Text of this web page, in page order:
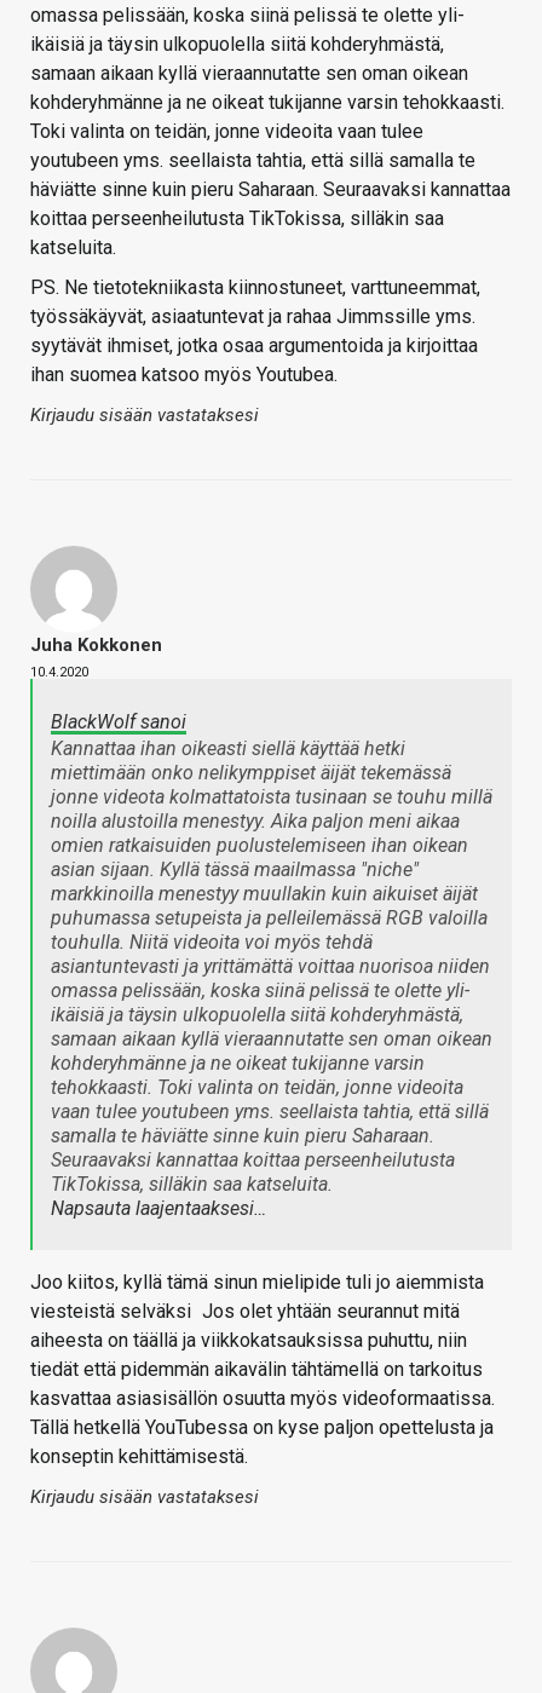
omassa pelissään, koska siinä pelissä te olette yli-
ikäisiä ja täysin ulkopuolella siitä kohderyhmästä,
samaan aikaan kyllä vieraannutatte sen oman oikean
kohderyhmänne ja ne oikeat tukijanne varsin tehokkaasti.
Toki valinta on teidän, jonne videoita vaan tulee
youtubeen yms. seellaista tahtia, että sillä samalla te
häviätte sinne kuin pieru Saharaan. Seuraavaksi kannattaa
koittaa perseenheilutusta TikTokissa, silläkin saa
katseluita.
PS. Ne tietotekniikasta kiinnostuneet, varttuneemmat,
työssäkäyvät, asiaatuntevat ja rahaa Jimmssille yms.
syytävät ihmiset, jotka osaa argumentoida ja kirjoittaa
ihan suomea katsoo myös Youtubea.
Kirjaudu sisään vastataksesi
Juha Kokkonen
10.4.2020
BlackWolf sanoi
Kannattaa ihan oikeasti siellä käyttää hetki
miettimään onko nelikymppiset äijät tekemässä
jonne videota kolmattatoista tusinaan se touhu millä
noilla alustoilla menestyy. Aika paljon meni aikaa
omien ratkaisuiden puolustelemiseen ihan oikean
asian sijaan. Kyllä tässä maailmassa "niche"
markkinoilla menestyy muullakin kuin aikuiset äijät
puhumassa setupeista ja pelleilemässä RGB valoilla
touhulla. Niitä videoita voi myös tehdä
asiantuntevasti ja yrittämättä voittaa nuorisoa niiden
omassa pelissään, koska siinä pelissä te olette yli-
ikäisiä ja täysin ulkopuolella siitä kohderyhmästä,
samaan aikaan kyllä vieraannutatte sen oman oikean
kohderyhmänne ja ne oikeat tukijanne varsin
tehokkaasti. Toki valinta on teidän, jonne videoita
vaan tulee youtubeen yms. seellaista tahtia, että sillä
samalla te häviätte sinne kuin pieru Saharaan.
Seuraavaksi kannattaa koittaa perseenheilutusta
TikTokissa, silläkin saa katseluita.
Napsauta laajentaaksesi…
Joo kiitos, kyllä tämä sinun mielipide tuli jo aiemmista
viesteistä selväksi Jos olet yhtään seurannut mitä
aiheesta on täällä ja viikkokatsauksissa puhuttu, niin
tiedät että pidemmän aikavälin tähtämellä on tarkoitus
kasvattaa asiasisällön osuutta myös videoformaatissa.
Tällä hetkellä YouTubessa on kyse paljon opettelusta ja
konseptin kehittämisestä.
Kirjaudu sisään vastataksesi